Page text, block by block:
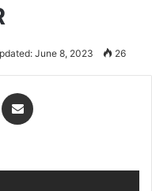
June 8, 2023 26